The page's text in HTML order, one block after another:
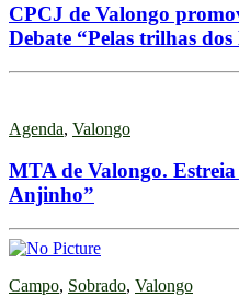
CPCJ de Valongo
Debate “Pelas trilhas
Agenda, Valongo
MTA de Valongo.
Anjinho”
Campo, Sobrado, Valongo